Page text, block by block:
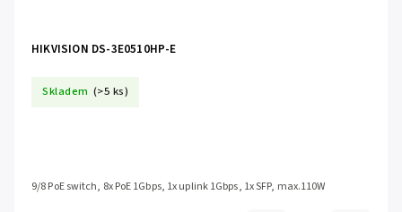
HIKVISION DS-3E0510HP-E
Skladem (>5 ks)
9/8 PoE switch, 8x PoE 1Gbps, 1x uplink 1Gbps, 1x SFP, max.110W